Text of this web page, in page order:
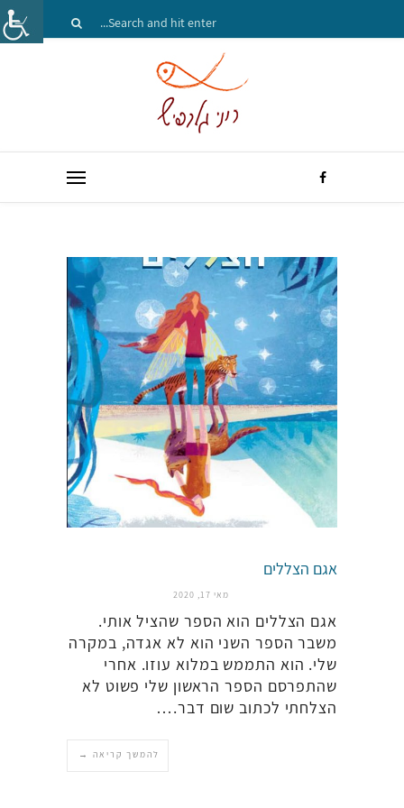
אגם הצללים
מאי 17, 2020
אגם הצללים הוא הספר שהציל אותי.
משבר הספר השני הוא לא אגדה, במקרה
שלי. הוא התממש במלוא עוזו. אחרי
שהתפרסם הספר הראשון שלי פשוט לא
הצלחתי לכתוב שום דבר.…
להמשך קריאה →